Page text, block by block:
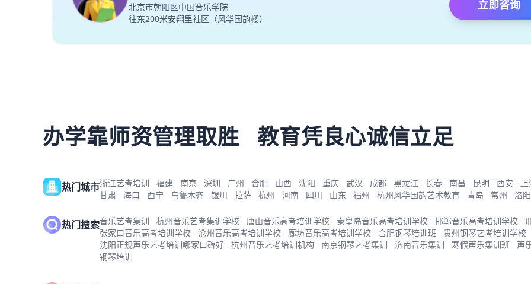
北京市朝阳区中国音乐学院
往东200米安翔里社区（风华国韵楼）
立即咨询
办学靠师资管理取胜 教育凭良心诚信立足
热门城市浙江艺考培训 福建 南京 深圳 广州 合肥 山西 沈阳 重庆 武汉 成都 黑龙江 长春 南昌 昆明 西安
甘肃
海口 西宁 乌鲁木齐 银川 拉萨 杭州 河南 四川 山东 福州 杭州风华国韵艺术教育 青岛 常州 洛阳
热门搜索音乐艺考集训 杭州音乐艺考集训学校 唐山音乐高考培训学校 秦皇岛音乐高考培训学校 邯郸音乐高考培训学校
张家口音乐高考培训学校
沧州音乐高考培训学校 廊坊音乐高考培训学校 合肥钢琴培训班 贵州钢琴艺考培训学校
沈阳正规声乐艺考培训哪家口碑好
杭州音乐艺考培训机构 南京钢琴艺考集训 济南音乐集训 寒假声乐集训班 声
钢琴培训